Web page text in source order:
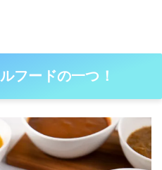
フードの一つ！